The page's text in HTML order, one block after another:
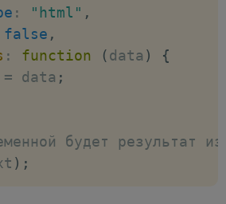
: "html" ,
false ,
: function (data )
{
= data ;
будет результат
) ;